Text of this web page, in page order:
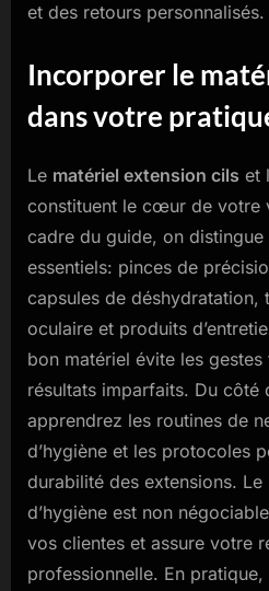
et des retours personnalisés.
Incorporer le
dans votre
Le matériel extension cils et
constituent le cœur de votre
cadre du guide, on
essentiels: pinces de
capsules de déshydratation,
oculaire et produits
bon matériel évite les
résultats imparfaits. Du côté
apprendrez les routines de
d’hygiène et les protocoles
durabilité des extensions.
d’hygiène est non
vos clientes et assure votre
professionnelle. En